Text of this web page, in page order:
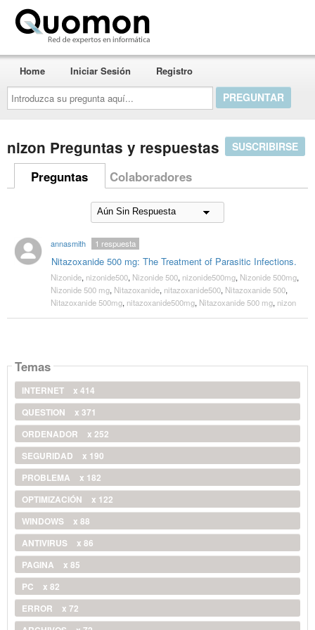
Introduzca
su
pregunta
aquí...
Home Iniciar Sesión Registro
nizon Preguntas y respuestas SUSCRIBIRSE
Preguntas Colaboradores
annasmith
Nitazoxanide 500 mg: The Treatment of Parasitic Infections.
1 respuesta
Nizonide, nizonide500, Nizonide 500, nizonide500mg, Nizonide 500mg,
Nizonide 500 mg, Nitazoxanide, nitazoxanide500, Nitazoxanide 500,
Nitazoxanide 500mg, nitazoxanide500mg, Nitazoxanide 500 mg, nizon
Temas
INTERNET
x 414
QUESTION
x 371
ORDENADOR
x 252
SEGURIDAD
x 190
PROBLEMA
x 182
OPTIMIZACIÓN
x 122
WINDOWS
x 88
ANTIVIRUS
x 86
PAGINA
x 85
PC
x 82
ERROR
x 72